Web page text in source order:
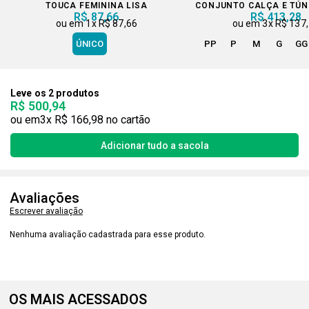
TOUCA FEMININA LISA
R$ 87,66
1xR$ 87,66
ÚNICO
CONJUNTO CALÇA E
R$ 413,28
3x R$
PP P M G GG
Leve os 2 produtos
R$ 500,94
3x R$ 166,98
Avaliações
Escrever avaliação
Nenhuma avaliação cadastrada para esse produto.
OS MAIS ACESSADOS